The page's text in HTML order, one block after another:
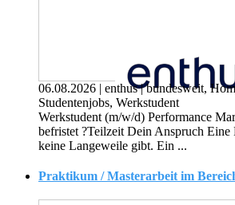
06.08.2026 | enthus| bundesweit,
Studentenjobs, Werkstudent
Werkstudent (m/w/d) Performance
befristet ?Teilzeit Dein Anspruch Eine
keine Langeweile gibt. Ein ...